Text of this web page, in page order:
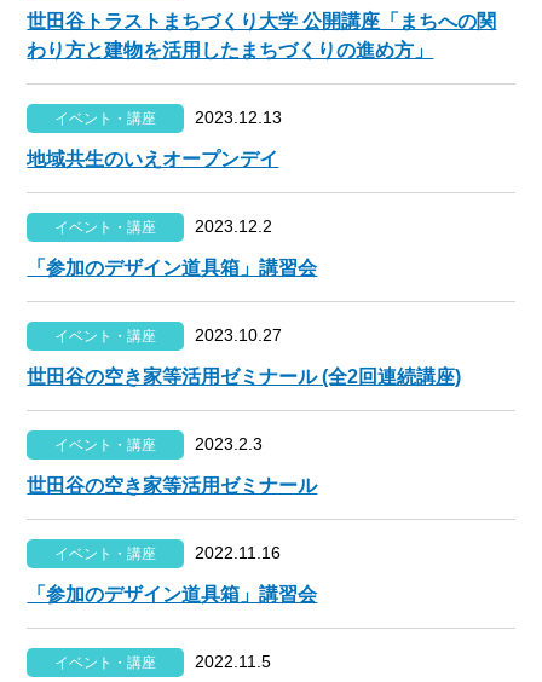
世田谷トラストまちづくり大学 公開講座「まちへの関
わり方と建物を活用したまちづくりの進め方」
イベント・講座 2023.12.13
地域共生のいえオープンデイ
イベント・講座 2023.12.2
「参加のデザイン道具箱」講習会
イベント・講座 2023.10.27
世田谷の空き家等活用ゼミナール (全2回連続講座)
イベント・講座 2023.2.3
世田谷の空き家等活用ゼミナール
イベント・講座 2022.11.16
「参加のデザイン道具箱」講習会
イベント・講座 2022.11.5